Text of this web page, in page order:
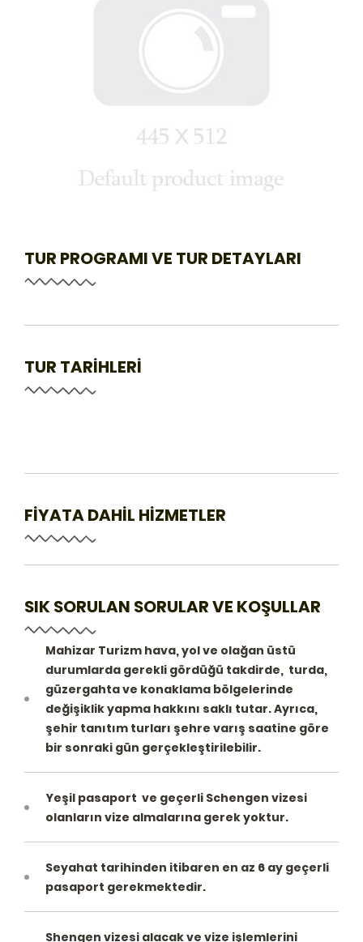
TUR PROGRAMI VE TUR DETAYLARI
TUR TARİHLERİ
FİYATA DAHİL HİZMETLER
SIK SORULAN SORULAR VE KOŞULLAR
Mahizar Turizm hava, yol ve olağan üstü
durumlarda gerekli gördüğü takdirde, turda,
güzergahta ve konaklama bölgelerinde
değişiklik yapma hakkını saklı tutar. Ayrıca,
şehir tanıtım turları şehre varış saatine göre
bir sonraki gün gerçekleştirilebilir.
Yeşil pasaport ve geçerli Schengen vizesi
olanların vize almalarına gerek yoktur.
Seyahat tarihinden itibaren en az 6 ay geçerli
pasaport gerekmektedir.
Shengen vizesi alacak ve vize işlemlerini